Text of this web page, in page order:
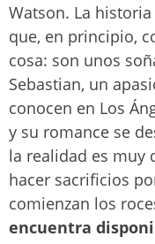
Watson. La
que, en principio,
cosa: son unos
Sebastian, un
conocen en Los
y su romance se
la realidad es muy
hacer sacrificios
comienzan los
encuentra